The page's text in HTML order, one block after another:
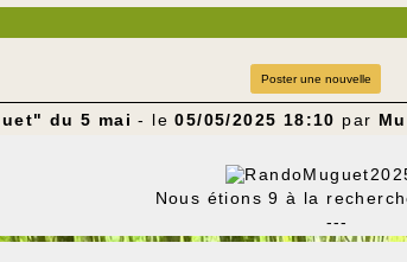
Poster une nouvelle
du 5 mai- le05/05/2025 18:10 par
Nous étions 9 à la
---